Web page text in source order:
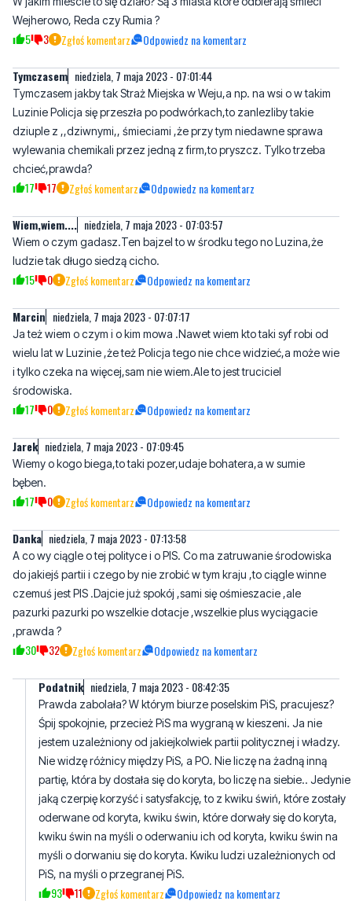
Tymczasem niedziela, 7 maja 2023 - 07:01:44
Tymczasem jakby tak Straż Miejska w Weju,a np. na wsi o w takim
dziuple z ,,dziwnymi,, śmieciami ,że przy tym niedawne sprawa
wylewania chemikali przez jedną z firm,to pryszcz. Tylko trzeba
chcieć,prawda?
17 17 Zgłoś komentarz Odpowiedz na komentarz
Wiem,wiem.... niedziela, 7 maja 2023 - 07:03:57
Wiem o czym gadasz.Ten bajzel to w środku tego no Luzina,że
15 0 Zgłoś komentarz Odpowiedz na komentarz
Marcin niedziela, 7 maja 2023 - 07:07:17
Ja też wiem o czym i o kim mowa .Nawet wiem kto taki syf robi od
i tylko czeka na więcej,sam nie wiem.Ale to jest truciciel
środowiska.
17 0 Zgłoś komentarz Odpowiedz na komentarz
Jarek niedziela, 7 maja 2023 - 07:09:45
Wiemy o kogo biega,to taki pozer,udaje bohatera,a w sumie
17 0 Zgłoś komentarz Odpowiedz na komentarz
Danka
A co wy ciągle o tej polityce i o PIS. Co ma zatruwanie środowiska
czemuś jest PIS .Dajcie już spokój ,sami się ośmieszacie ,ale
pazurki pazurki po wszelkie dotacje ,wszelkie plus wyciągacie
,prawda ?
30 32 Zgłoś komentarz Odpowiedz na komentarz
Podatnik
Prawda zabolała? W którym biurze poselskim PiS, pracujesz?
jestem uzależniony od jakiejkolwiek partii politycznej i władzy.
Nie widzę różnicy między PiS, a PO. Nie liczę na żadną inną
partię, która by dostała się do koryta, bo liczę na siebie.. Jedynie
jaką czerpię korzyść i satysfakcję, to z kwiku świń, które zostały
oderwane od koryta, kwiku świn, które dorwały się do koryta,
kwiku świn na myśli o oderwaniu ich od koryta, kwiku świn na
myśli o dorwaniu się do koryta. Kwiku ludzi uzależnionych od
PiS, na myśli o przegranej PiS.
93 11 Zgłoś komentarz Odpowiedz na komentarz
Kowalski Jan niedziela, 7 maja 2023 - 09:47:05
I tak właśnie zarabia się ten pierwszy milion. Znacznie mniejsze